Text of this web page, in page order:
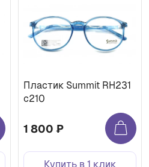
Пластик Summit RH231
c210
1 800 ₽
Купить в 1 клик